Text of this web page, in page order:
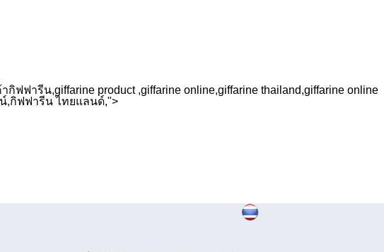
ารีน,giffarine product ,giffarine online,giffarine thailand,giffarine online
น์,กิฟฟารีน ไทยแลนด์,">